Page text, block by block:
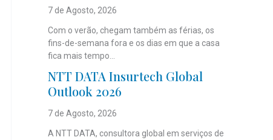
7 de Agosto, 2026
Com o verão, chegam também as férias, os
fins-de-semana fora e os dias em que a casa
fica mais tempo...
NTT DATA Insurtech Global
Outlook 2026
7 de Agosto, 2026
A NTT DATA, consultora global em serviços de